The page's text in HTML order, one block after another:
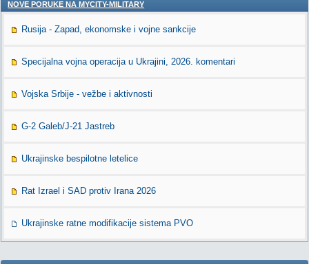
NOVE PORUKE NA MYCITY-MILITARY
Rusija - Zapad, ekonomske i vojne sankcije
Specijalna vojna operacija u Ukrajini, 2026. komentari
Vojska Srbije - vežbe i aktivnosti
G-2 Galeb/J-21 Jastreb
Ukrajinske bespilotne letelice
Rat Izrael i SAD protiv Irana 2026
Ukrajinske ratne modifikacije sistema PVO